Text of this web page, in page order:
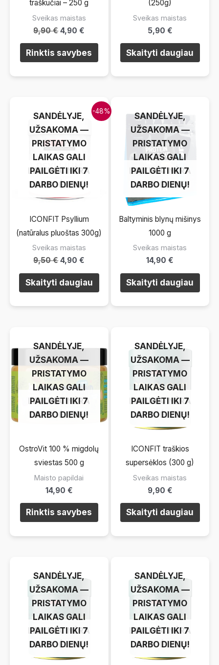
traškučiai – 250 g
Sveikas maistas
9,90€ 4,90€
Rinktis savybes
Šis
produktas
variantus.
Pasirinkimus
puslapyje.
(250g)
Sveikas maistas
5,90 €
Skaityti daugiau
-48%
LAIKINAI NĖRA
SANDĖLYJE
SANDĖLYJE,
UŽSAKOMA —
PRISTATYMO
LAIKAS GALI
PAILGĖTI IKI 7
DARBO DIENŲ!
ICONFIT Psyllium
(natūralus pluoštas 300g)
Sveikas maistas
9,50€Original
was:
9,50 €.
4,90€
is:
4,90 €.
Skaityti daugiau
LAIKINAI NĖRA
SANDĖLYJE
SANDĖLYJE,
UŽSAKOMA —
PRISTATYMO
LAIKAS GALI
PAILGĖTI IKI 7
DARBO DIENŲ!
Baltyminis blynų mišinys
1000 g
Sveikas maistas
14,90€
Skaityti daugiau
LAIKINAI NĖRA
SANDĖLYJE
SANDĖLYJE,
UŽSAKOMA —
PRISTATYMO
LAIKAS GALI
PAILGĖTI IKI 7
DARBO DIENŲ!
OstroVit 100 % migdolų
sviestas 500 g
Maisto papildai
14,90 €
Rinktis savybes
Šis
produktas
Pasirinkimus
puslapyje.
LAIKINAI NĖRA
SANDĖLYJE
SANDĖLYJE,
UŽSAKOMA —
PRISTATYMO
LAIKAS GALI
PAILGĖTI IKI 7
DARBO DIENŲ!
ICONFIT traškios
supersėklos (300 g)
Sveikas maistas
9,90 €
Skaityti daugiau
LAIKINAI NĖRA
SANDĖLYJE
SANDĖLYJE,
UŽSAKOMA —
PRISTATYMO
LAIKAS GALI
PAILGĖTI IKI 7
DARBO DIENŲ!
LAIKINAI NĖRA
SANDĖLYJE
SANDĖLYJE,
UŽSAKOMA —
PRISTATYMO
LAIKAS GALI
PAILGĖTI IKI 7
DARBO DIENŲ!